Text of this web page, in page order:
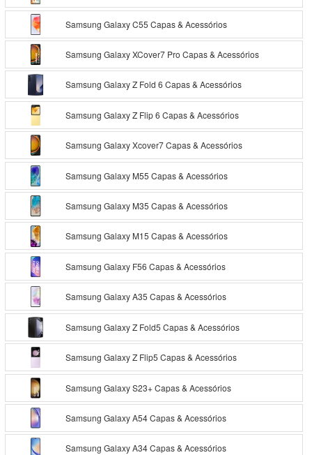
Samsung Galaxy C55 Capas & Acessórios
Samsung Galaxy XCover7 Pro Capas & Acessórios
Samsung Galaxy Z Fold 6 Capas & Acessórios
Samsung Galaxy Z Flip 6 Capas & Acessórios
Samsung Galaxy Xcover7 Capas & Acessórios
Samsung Galaxy M55 Capas & Acessórios
Samsung Galaxy M35 Capas & Acessórios
Samsung Galaxy M15 Capas & Acessórios
Samsung Galaxy F56 Capas & Acessórios
Samsung Galaxy A35 Capas & Acessórios
Samsung Galaxy Z Fold5 Capas & Acessórios
Samsung Galaxy Z Flip5 Capas & Acessórios
Samsung Galaxy S23+ Capas & Acessórios
Samsung Galaxy A54 Capas & Acessórios
Samsung Galaxy A34 Capas & Acessórios